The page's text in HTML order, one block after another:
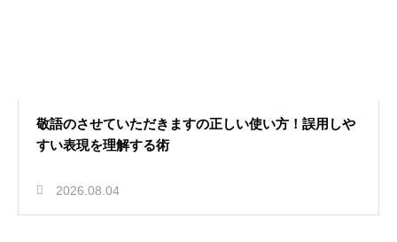
敬語のさせていただきますの正しい使い方！誤用しや
すい表現を理解する術
2026.08.04